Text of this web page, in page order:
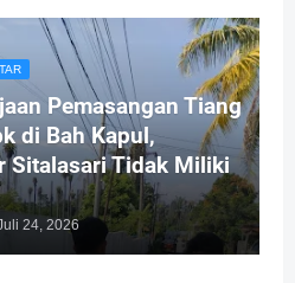
Pemasangan Tiang
di Bah Kapul,
Sitalasari Tidak Miliki
24, 2026